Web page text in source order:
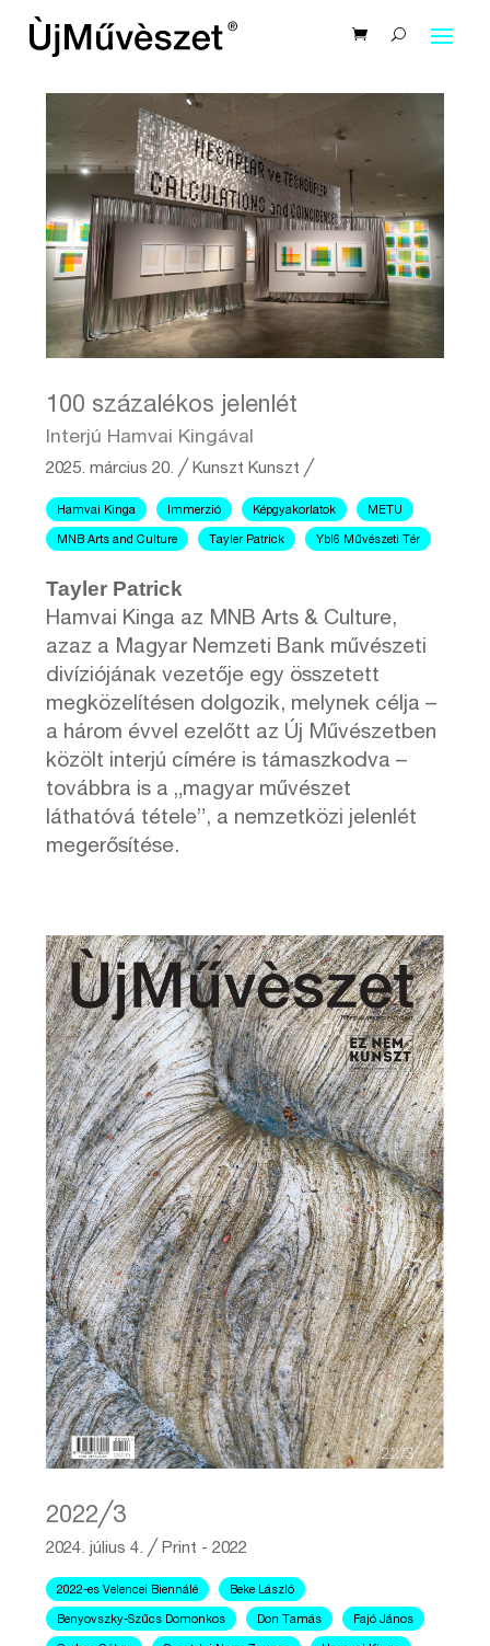
100 százalékos jelenlét
Interjú Hamvai Kingával
2025. március 20. ╱Kunszt Kunszt ╱
Hamvai Kinga Immerzió Képgyakorlatok METU
MNB Arts and Culture Tayler Patrick Ybl6 Művészeti Tér
Tayler Patrick
Hamvai Kinga az MNB Arts & Culture,
azaz a Magyar Nemzeti Bank művészeti
divíziójának vezetője egy összetett
megközelítésen dolgozik, melynek célja –
a három évvel ezelőtt az Új Művészetben
közölt interjú címére is támaszkodva –
továbbra is a „magyar művészet
láthatóvá tétele”, a nemzetközi jelenlét
megerősítése.
2022╱3
2024. július 4. ╱ Print - 2022
2022-es Velencei Biennálé Beke László
Benyovszky-Szűcs Domonkos Don Tamás Fajó János